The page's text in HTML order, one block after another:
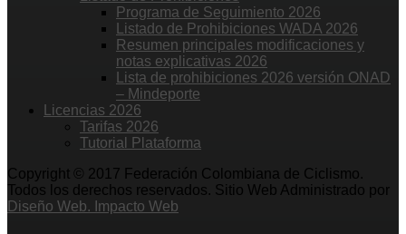
Programa de Seguimiento 2026
Listado de Prohibiciones WADA 2026
Resumen principales modificaciones y
notas explicativas 2026
Lista de prohibiciones 2026 versión ONAD
– Mindeporte
Licencias 2026
Tarifas 2026
Tutorial Plataforma
Copyright © 2017 Federación Colombiana de Ciclismo.
Todos los derechos reservados. Sitio Web Administrado por
Diseño Web. Impacto Web